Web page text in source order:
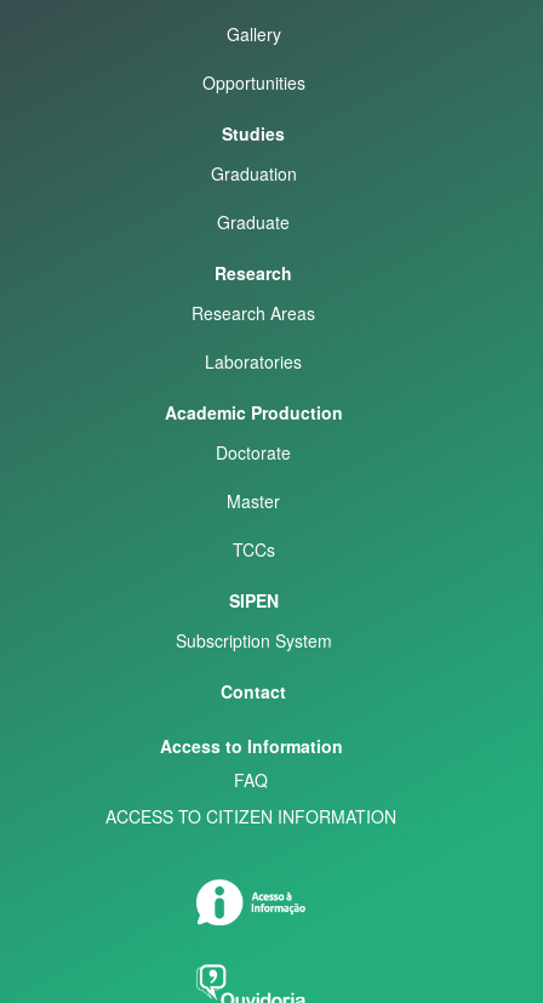
Gallery
Opportunities
Studies
Graduation
Graduate
Research
Research Areas
Laboratories
Academic Production
Doctorate
Master
TCCs
SIPEN
Subscription System
Contact
Access to Information
FAQ
ACCESS TO CITIZEN INFORMATION